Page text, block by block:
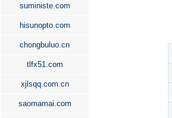
suministe.com
hisunopto.com
chongbuluo.cn
tlfx51.com
xjlsqq.com.cn
saomamai.com